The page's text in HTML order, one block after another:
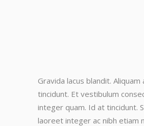
Gravida lacus blandit. Aliquam
tincidunt. Et vestibulum
integer quam. Id at tincidunt.
laoreet integer ac nibh etiam